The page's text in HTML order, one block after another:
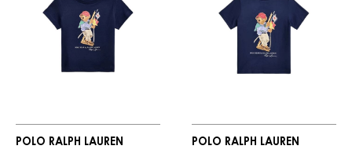
POLO RALPH LAUREN POLO RALPH LAUREN